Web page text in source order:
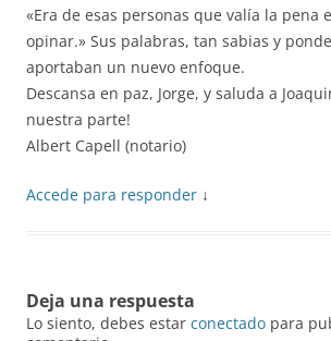
«Era de esas personas que valía la pena
opinar.» Sus palabras, tan sabias y
aportaban un nuevo enfoque.
Descansa en paz, Jorge, y saluda a
nuestra parte!
Albert Capell (notario)
Accede para responder ↓
Deja una respuesta
Lo siento, debes estar conectado para